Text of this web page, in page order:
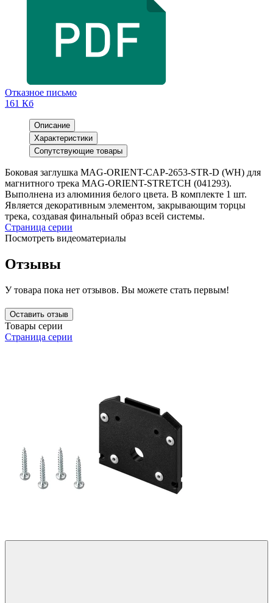
Отказное письмо
161 Кб
Описание
Характеристики
Сопутствующие товары
Боковая заглушка MAG-ORIENT-CAP-2653-STR-D (WH) для
магнитного трека MAG-ORIENT-STRETCH (041293).
Выполнена из алюминия белого цвета. В комплекте 1 шт.
Является декоративным элементом, закрывающим торцы
трека, создавая финальный образ всей системы.
Страница серии
Посмотреть видеоматериалы
Отзывы
У товара пока нет отзывов. Вы можете стать первым!
Оставить отзыв
Товары серии
Страница серии